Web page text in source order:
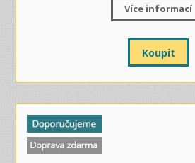
Více informací
Koupit